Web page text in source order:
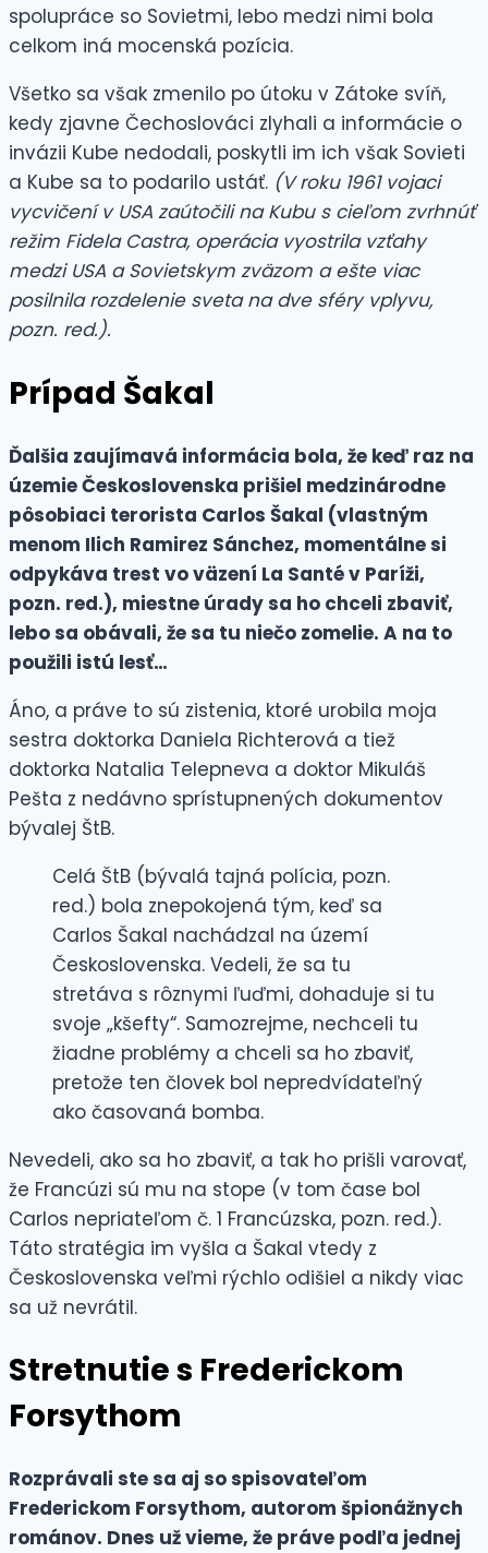
spolupráce so Sovietmi, lebo medzi nimi bola
celkom iná mocenská pozícia.
Všetko sa však zmenilo po útoku v Zátoke svíň,
kedy zjavne Čechoslováci zlyhali a informácie o
invázii Kube nedodali, poskytli im ich však Sovieti
a Kube sa to podarilo ustáť. (V roku 1961 vojaci
vycvičení v USA zaútočili na Kubu s cieľom zvrhnúť
režim Fidela Castra, operácia vyostrila vzťahy
medzi USA a Sovietskym zväzom a ešte viac
posilnila rozdelenie sveta na dve sféry vplyvu,
pozn. red.).
Prípad Šakal
Ďalšia zaujímavá informácia bola, že keď raz na
územie Československa prišiel medzinárodne
pôsobiaci terorista Carlos Šakal (vlastným
menom Ilich Ramirez Sánchez, momentálne si
odpykáva trest vo väzení La Santé v Paríži,
pozn. red.), miestne úrady sa ho chceli zbaviť,
lebo sa obávali, že sa tu niečo zomelie. A na to
použili istú lesť…
Áno, a práve to sú zistenia, ktoré urobila moja
sestra doktorka Daniela Richterová a tiež
doktorka Natalia Telepneva a doktor Mikuláš
Pešta z nedávno sprístupnených dokumentov
bývalej ŠtB.
Celá ŠtB (bývalá tajná polícia, pozn.
red.) bola znepokojená tým, keď sa
Carlos Šakal nachádzal na území
Československa. Vedeli, že sa tu
stretáva s rôznymi ľuďmi, dohaduje si tu
svoje „kšefty“. Samozrejme, nechceli tu
žiadne problémy a chceli sa ho zbaviť,
pretože ten človek bol nepredvídateľný
ako časovaná bomba.
Nevedeli, ako sa ho zbaviť, a tak ho prišli varovať,
že Francúzi sú mu na stope (v tom čase bol
Carlos nepriateľom č. 1 Francúzska, pozn. red.).
Táto stratégia im vyšla a Šakal vtedy z
Československa veľmi rýchlo odišiel a nikdy viac
sa už nevrátil.
Stretnutie s Frederickom
Forsythom
Rozprávali ste sa aj so spisovateľom
Frederickom Forsythom, autorom špionážnych
románov. Dnes už vieme, že práve podľa jednej